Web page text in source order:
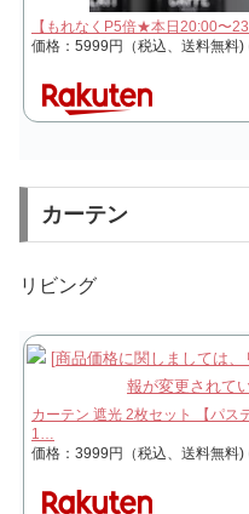
【もれなくP5倍★本日20:00〜
価格：5999円（税込、送料無料)
カーテン
リビング
カーテン 遮光 2枚セット 【パス
1…
価格：3999円（税込、送料無料)